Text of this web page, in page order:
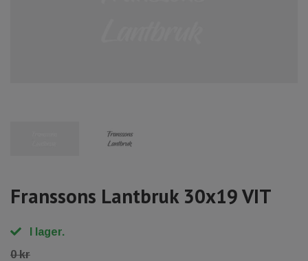
Franssons Lantbruk 30x19 VIT
I lager.
0 kr